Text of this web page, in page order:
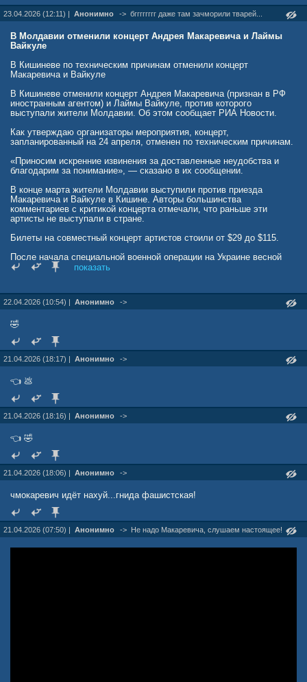
обошлось организаторам дешевле.
23.04.2026 (12:11) | Анонимно -> бгггггггг даже там зачморили тварей...
В Молдавии отменили концерт Андрея Макаревича и Лаймы
Вайкуле
В Кишиневе по техническим причинам отменили концерт
Макаревича и Вайкуле
В Кишиневе отменили концерт Андрея Макаревича (признан в РФ
иностранным агентом) и Лаймы Вайкуле, против которого
выступали жители Молдавии. Об этом сообщает РИА Новости.
Как утверждаю организаторы мероприятия, концерт,
запланированный на 24 апреля, отменен по техническим причинам.
«Приносим искренние извинения за доставленные неудобства и
благодарим за понимание», — сказано в их сообщении.
В конце марта жители Молдавии выступили против приезда
Макаревича и Вайкуле в Кишине. Авторы большинства
комментариев с критикой концерта отмечали, что раньше эти
артисты не выступали в стране.
Билеты на совместный концерт артистов стоили от $29 до $115.
После начала специальной военной операции на Украине весной
2022 года Андрей Макаревич покинул Россию и переехал в
В июле 2025 года Вайкуле призвала дать Украине оружие.
музыкальном фестивале «Рандеву», проходившем с 25 по 27 июля
в Юрмале.
Ранее в сети опубликовали фото исхудавшей Аллы Пугачевой с
тростью.
www.gazeta.ru/culture/news/2026/04/19/28297783.shtml
показать
22.04.2026 (10:54) | Анонимно ->
🤣
21.04.2026 (18:17) | Анонимно ->
👈 💩
21.04.2026 (18:16) | Анонимно ->
👈 🤣
21.04.2026 (18:06) | Анонимно ->
чмокаревич идёт нахуй...гнида фашистская!
21.04.2026 (07:50) | Анонимно -> Не надо Макаревича, слушаем настоящее!